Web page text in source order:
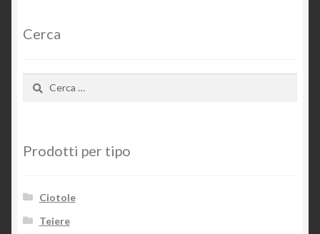
Cerca
per:
Prodotti per tipo
Ciotole
Teiere